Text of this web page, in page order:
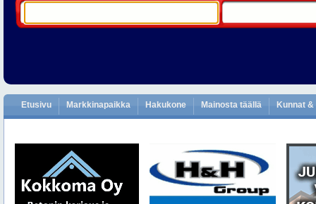
Etusivu Markkinapaikka Hakukone Mainosta täällä Kunnat